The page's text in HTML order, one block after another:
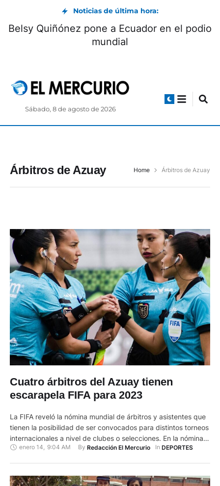
Noticias de última hora:
Belsy Quiñónez pone a Ecuador en el podio
mundial
Sábado, 8 de agosto de 2026
Árbitros de Azuay Home Árbitros de Azuay
Cuatro árbitros del Azuay tienen
escarapela FIFA para 2023
La FIFA reveló la nómina mundial de árbitros y asistentes que
tienen la posibilidad de ser convocados para distintos torneos
internacionales a nivel de clubes o selecciones. En la nómina
del Ecuador constan cuatro profesionales azuayos con
consta entre los …
enero 14, 9:04 AM By Redacción El Mercurio In DEPORTES